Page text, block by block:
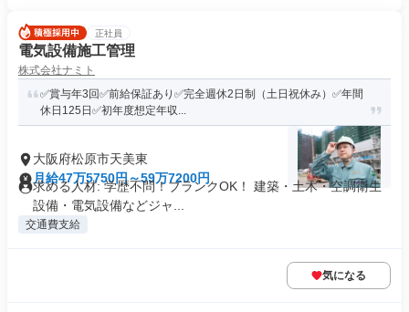
正社員
電気設備施工管理
株式会社ナミト
✅賞与年3回✅前給保証あり✅完全週休2日制（土日祝休み）✅年間
休日125日✅初年度想定年収...
大阪府松原市天美東
月給47万5750円～59万7200円
求める人材: 学歴不問！ブランクOK！ 建築・土木・空調衛生
設備・電気設備などジャ...
交通費支給
気になる